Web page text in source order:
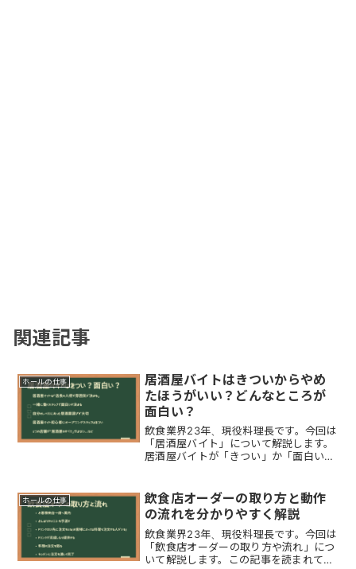
関連記事
ホールの仕事
居酒屋バイトはきついからやめ
たほうがいい？どんなところが
面白い？
飲食業界23年、現役料理長です。今回は
「居酒屋バイト」について解説します。
居酒屋バイトが「きつい」か「面白い」
（料理長）の人柄で店の雰囲気」は決ま
る 「一緒に働くスタッフ...
ホールの仕事
飲食店オーダーの取り方と動作
の流れを分かりやすく解説
飲食業界23年、現役料理長です。今回は
「飲食店オーダーの取り方や流れ」につ
いて解説します。この記事を読まれてい